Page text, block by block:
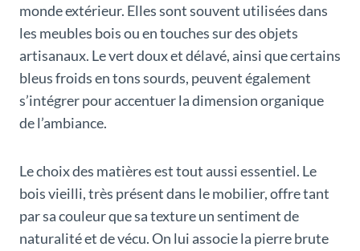
monde extérieur. Elles sont souvent utilisées dans
les meubles bois ou en touches sur des objets
artisanaux. Le vert doux et délavé, ainsi que certains
bleus froids en tons sourds, peuvent également
s’intégrer pour accentuer la dimension organique
de l’ambiance.
Le choix des matières est tout aussi essentiel. Le
bois vieilli, très présent dans le mobilier, offre tant
par sa couleur que sa texture un sentiment de
naturalité et de vécu. On lui associe la pierre brute